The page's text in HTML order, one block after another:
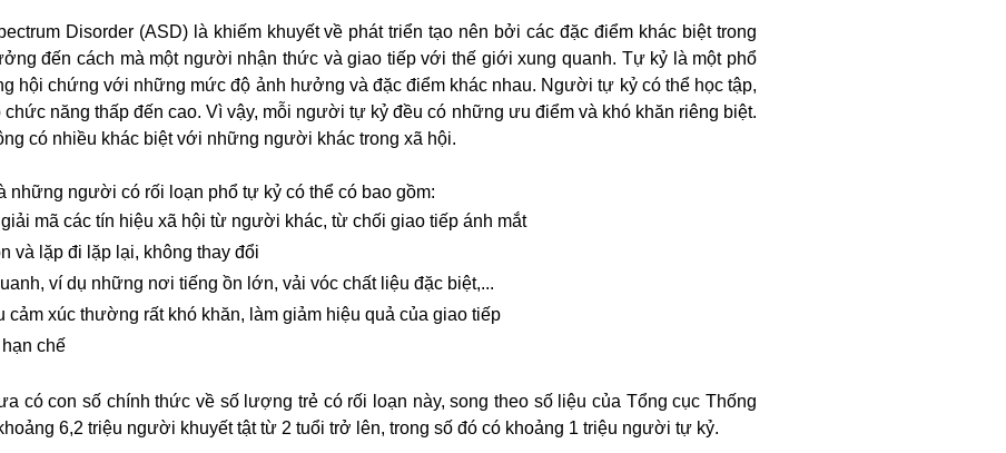
Disorder (ASD) là khiếm khuyết về phát triển tạo nên bởi các đặc điểm khác biệt trong
đến cách mà một người nhận thức và giao tiếp với thế giới xung quanh. Tự kỷ là một phổ
hội chứng với những mức độ ảnh hưởng và đặc điểm khác nhau. Người tự kỷ có thể học tập,
năng thấp đến cao. Vì vậy, mỗi người tự kỷ đều có những ưu điểm và khó khăn riêng biệt.
có nhiều khác biệt với những người khác trong xã hội.
những người có rối loạn phổ tự kỷ có thể có bao gồm:
mã các tín hiệu xã hội từ người khác, từ chối giao tiếp ánh mắt
và lặp đi lặp lại, không thay đổi
ví dụ những nơi tiếng ồn lớn, vải vóc chất liệu đặc biệt,...
cảm xúc thường rất khó khăn, làm giảm hiệu quả của giao tiếp
chế
có con số chính thức về số lượng trẻ có rối loạn này, song theo số liệu của Tổng cục Thống
6,2 triệu người khuyết tật từ 2 tuổi trở lên, trong số đó có khoảng 1 triệu người tự kỷ.